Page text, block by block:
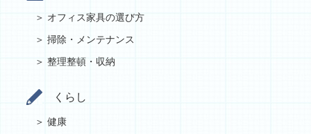
オフィス家具の選び方
掃除・メンテナンス
整理整頓・収納
くらし
健康